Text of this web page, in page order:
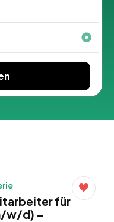
für
w/d) –